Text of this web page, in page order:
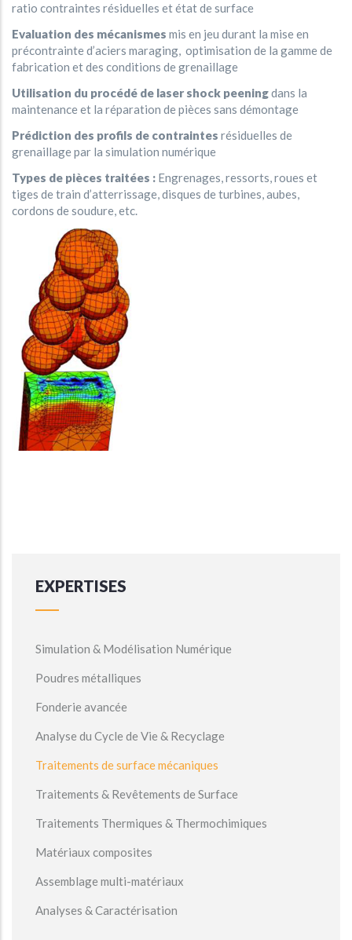
ratio contraintes résiduelles et état de surface
Evaluation des mécanismes mis en jeu durant la mise en
précontrainte d’aciers maraging, optimisation de la gamme de
fabrication et des conditions de grenaillage
Utilisation du procédé de laser shock peeningdans la
maintenance et la réparation de pièces sans démontage
Prédiction des profils de contraintes résiduelles de
grenaillage par la simulation numérique
Types de pièces traitées : Engrenages, ressorts, roues et
tiges de train d’atterrissage, disques de turbines, aubes,
cordons de soudure, etc.
EXPERTISES
Simulation & Modélisation Numérique
Poudres métalliques
Fonderie avancée
Analyse du Cycle de Vie & Recyclage
Traitements de surface mécaniques
Traitements & Revêtements de Surface
Traitements Thermiques & Thermochimiques
Matériaux composites
Assemblage multi-matériaux
Analyses & Caractérisation